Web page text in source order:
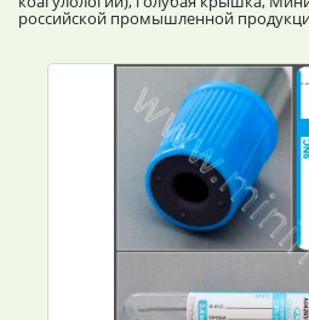
российской промышленной